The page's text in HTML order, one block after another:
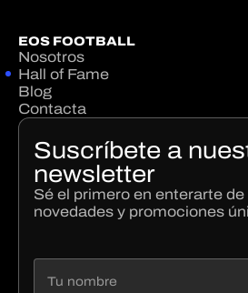
EOS FOOTBALL
Nosotros
Hall of Fame
Blog
Contacta
Suscríbete a
newsletter
Sé el primero en enterarte
novedades y promociones